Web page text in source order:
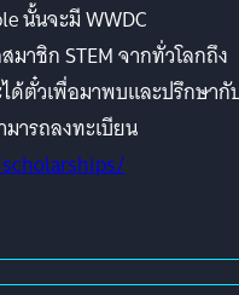
นั้นจะมี WWDC
าชิก STEM จากทั่วโลกถึง
ด้ตั๋วเพื่อมาพบและปรึกษากั
ารถลงทะเบียน